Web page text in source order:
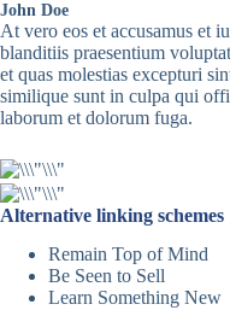
John Doe
At vero eos et accusamus et
blanditiis praesentium
et quas molestias excepturi
similique sunt in culpa qui
laborum et dolorum fuga.
Alternative linking schemes
Remain Top of Mind
Be Seen to Sell
Learn Something New